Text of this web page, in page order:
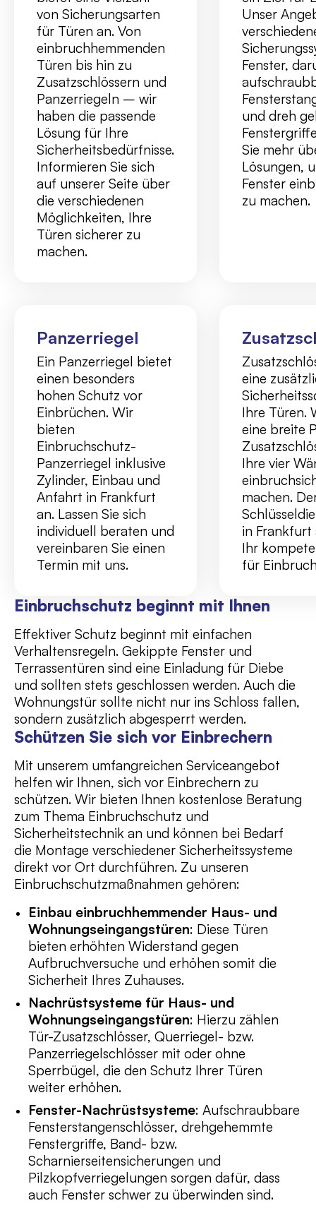
von Sicherungsarten
für Türen an. Von
einbruchhemmenden
Türen bis hin zu
Zusatzschlössern und
Panzerriegeln – wir
haben die passende
Lösung für Ihre
Sicherheitsbedürfnisse.
Informieren Sie sich
auf unserer Seite über
die verschiedenen
Möglichkeiten, Ihre
Türen sicherer zu
machen.
Unser
Fenster,
und dreh
Sie mehr
Lösungen,
Fenster
zu machen.
Panzerriegel
Ein Panzerriegel bietet
einen besonders
hohen Schutz vor
Einbrüchen. Wir
bieten
Einbruchschutz-
Panzerriegel inklusive
Zylinder, Einbau und
Anfahrt in Frankfurt
an. Lassen Sie sich
individuell beraten und
vereinbaren Sie einen
Termin mit uns.
eine
Ihre Türen.
eine breite
Ihre vier
machen.
in Frankfurt
Ihr
für
Einbruchschutz beginnt mit Ihnen
Effektiver Schutz beginnt mit einfachen
Verhaltensregeln. Gekippte Fenster und
Terrassentüren sind eine Einladung für Diebe
und sollten stets geschlossen werden. Auch die
Wohnungstür sollte nicht nur ins Schloss fallen,
sondern zusätzlich abgesperrt werden.
Schützen Sie sich vor Einbrechern
Mit unserem umfangreichen Serviceangebot
helfen wir Ihnen, sich vor Einbrechern zu
schützen. Wir bieten Ihnen kostenlose Beratung
zum Thema Einbruchschutz und
Sicherheitstechnik an und können bei Bedarf
die Montage verschiedener Sicherheitssysteme
direkt vor Ort durchführen. Zu unseren
Einbruchschutzmaßnahmen gehören:
Einbau einbruchhemmender Haus- und
Wohnungseingangstüren: Diese Türen
bieten erhöhten Widerstand gegen
Aufbruchversuche und erhöhen somit die
Sicherheit Ihres Zuhauses.
Nachrüstsysteme für Haus- und
Wohnungseingangstüren: Hierzu zählen
Tür-Zusatzschlösser, Querriegel- bzw.
Panzerriegelschlösser mit oder ohne
Sperrbügel, die den Schutz Ihrer Türen
weiter erhöhen.
Fenster-Nachrüstsysteme: Aufschraubbare
Fensterstangenschlösser, drehgehemmte
Fenstergriffe, Band- bzw.
Scharnierseitensicherungen und
Pilzkopfverriegelungen sorgen dafür, dass
auch Fenster schwer zu überwinden sind.